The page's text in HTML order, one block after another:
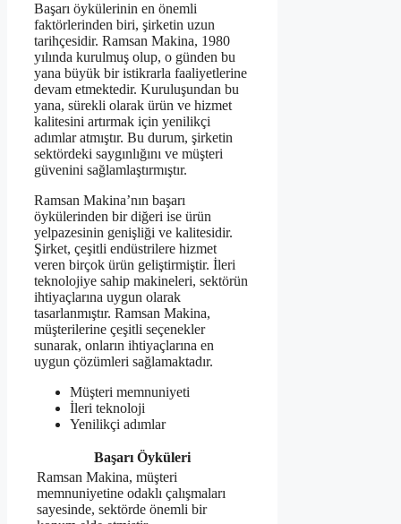
Başarı öykülerinin en önemli
faktörlerinden biri, şirketin uzun
tarihçesidir. Ramsan Makina, 1980
yılında kurulmuş olup, o günden bu
yana büyük bir istikrarla faaliyetlerine
devam etmektedir. Kuruluşundan bu
yana, sürekli olarak ürün ve hizmet
kalitesini artırmak için yenilikçi
adımlar atmıştır. Bu durum, şirketin
sektördeki saygınlığını ve müşteri
güvenini sağlamlaştırmıştır.
Ramsan Makina’nın başarı
öykülerinden bir diğeri ise ürün
yelpazesinin genişliği ve kalitesidir.
Şirket, çeşitli endüstrilere hizmet
veren birçok ürün geliştirmiştir. İleri
teknolojiye sahip makineleri, sektörün
ihtiyaçlarına uygun olarak
tasarlanmıştır. Ramsan Makina,
müşterilerine çeşitli seçenekler
sunarak, onların ihtiyaçlarına en
uygun çözümleri sağlamaktadır.
Müşteri memnuniyeti
İleri teknoloji
Yenilikçi adımlar
Başarı Öyküleri
Ramsan Makina, müşteri
memnuniyetine odaklı çalışmaları
sayesinde, sektörde önemli bir